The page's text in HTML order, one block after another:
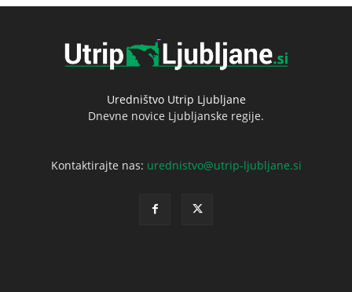
Uredništvo Utrip Ljubljane
Dnevne novice Ljubljanske regije.
Kontaktirajte nas: urednistvo@utrip-ljubljane.si